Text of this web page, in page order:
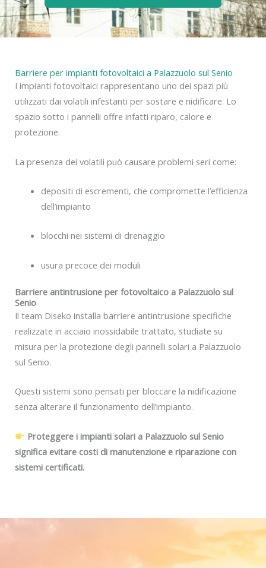
Barriere per impianti fotovoltaici a Palazzuolo sul Senio
I impianti fotovoltaici rappresentano uno dei spazi più
utilizzati dai volatili infestanti per sostare e nidificare. Lo
spazio sotto i pannelli offre infatti riparo, calore e
protezione.
La presenza dei volatili può causare problemi seri come:
depositi di escrementi, che compromette l’efficienza
dell’impianto
blocchi nei sistemi di drenaggio
usura precoce dei moduli
Barriere antintrusione per fotovoltaico a Palazzuolo sul
Senio
Il team Diseko installa barriere antintrusione specifiche
realizzate in acciaio inossidabile trattato, studiate su
misura per la protezione degli pannelli solari a Palazzuolo
sul Senio.
Questi sistemi sono pensati per bloccare la nidificazione
senza alterare il funzionamento dell’impianto.
Proteggere i impianti solari a Palazzuolo sul Senio
significa evitare costi di manutenzione e riparazione con
sistemi certificati.